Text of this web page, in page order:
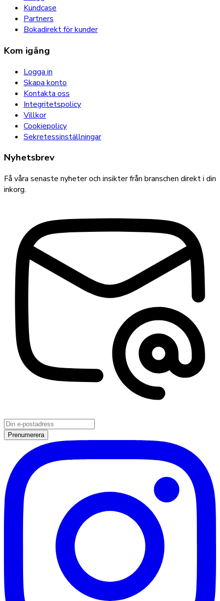
Kundcase
Partners
Bokadirekt för kunder
Kom igång
Logga in
Skapa konto
Kontakta oss
Integritetspolicy
Villkor
Cookiepolicy
Sekretessinställningar
Nyhetsbrev
Få våra senaste nyheter och insikter från branschen direkt i din
inkorg.
Prenumerera